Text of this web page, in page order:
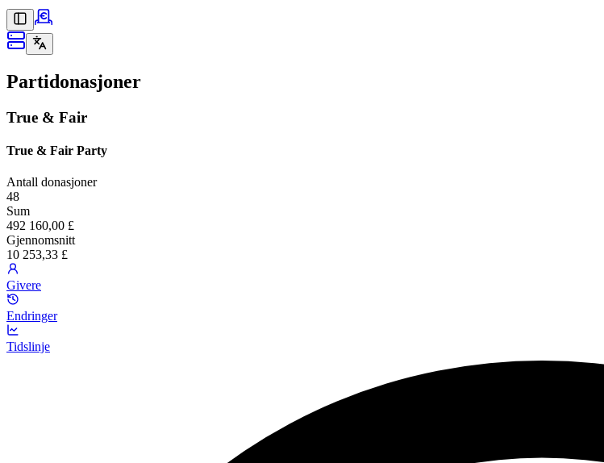
Partidonasjoner
True & Fair
True & Fair Party
Antall donasjoner
48
Sum
492 160,00 £
Gjennomsnitt
10 253,33 £
Givere
Endringer
Tidslinje